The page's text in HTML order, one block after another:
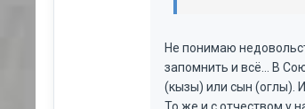
Не понимаю
запомнить и всё... В
(кызы) или сын (оглы). И
То же и с отчеством у